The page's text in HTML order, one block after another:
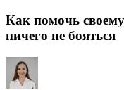
Как помочь
ничего не бояться